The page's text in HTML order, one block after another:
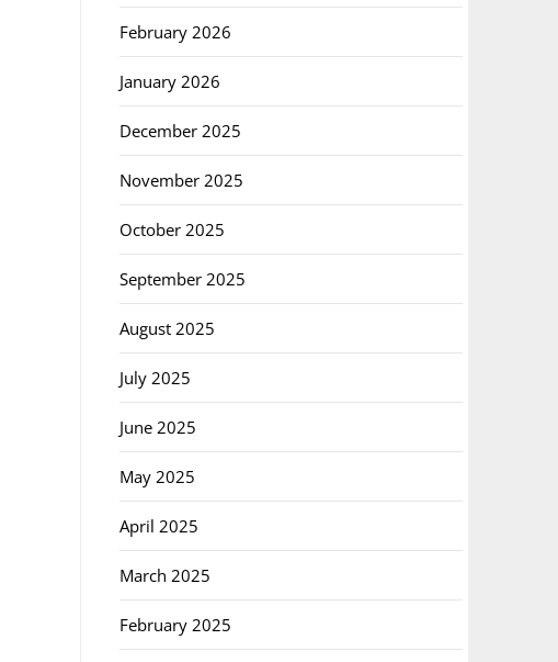
February 2026
January 2026
December 2025
November 2025
October 2025
September 2025
August 2025
July 2025
June 2025
May 2025
April 2025
March 2025
February 2025